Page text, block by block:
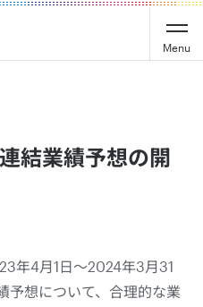
Menu
結業績予想の開
年4月1日～2024年3月31
予想について、合理的な業